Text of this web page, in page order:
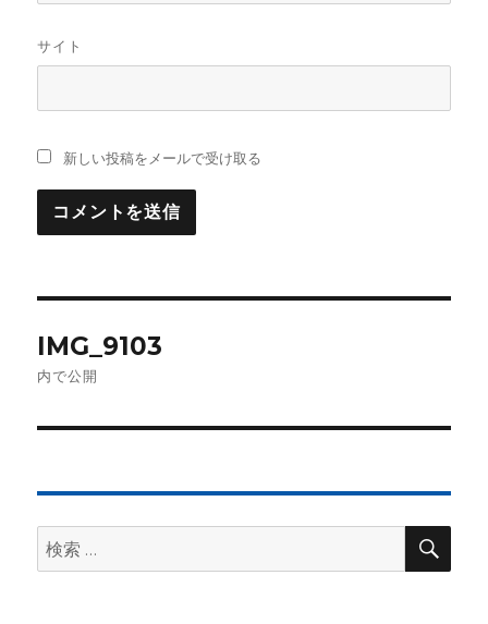
サイト
新しい投稿をメールで受け取る
稿
ゲ
ー
IMG_9103
内で公開
検
索:
検